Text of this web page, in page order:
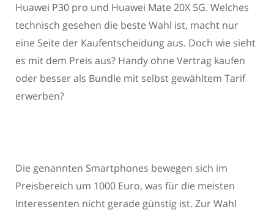
Huawei P30 pro und Huawei Mate 20X 5G. Welches
technisch gesehen die beste Wahl ist, macht nur
eine Seite der Kaufentscheidung aus. Doch wie sieht
es mit dem Preis aus? Handy ohne Vertrag kaufen
oder besser als Bundle mit selbst gewähltem Tarif
erwerben?
Die genannten Smartphones bewegen sich im
Preisbereich um 1000 Euro, was für die meisten
Interessenten nicht gerade günstig ist. Zur Wahl